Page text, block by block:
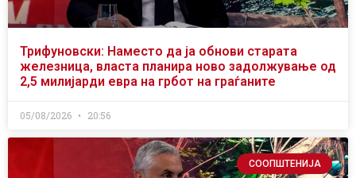
Трифуновски: Наместо да ја обнови старата
железница, власта планира ново задолжување од
2,5 милијарди евра на грбот на граѓаните
05/08/2026 20:56
СООПШТЕНИЈА